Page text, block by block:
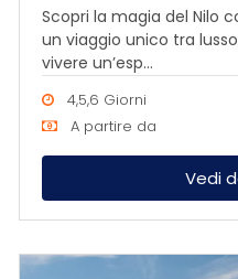
Scopri la magia del Nilo
un viaggio unico tra
vivere un’esp...
4,5,6 Giorni
A partire da
Vedi